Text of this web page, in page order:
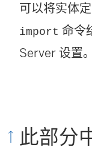
可以将实体
import 命令
Server 设置。
此部分